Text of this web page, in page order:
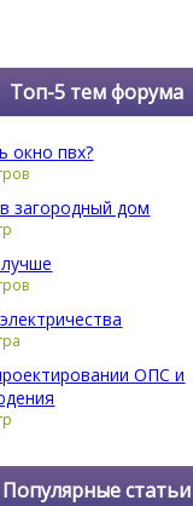
Топ-5 тем форума
окно пвх?
загородный дом
ОПС и
Популярные статьи